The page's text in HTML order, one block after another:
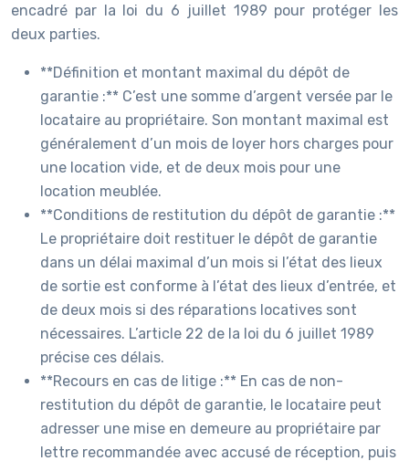
encadré par la loi du 6 juillet 1989 pour protéger les
deux parties.
**Définition et montant maximal du dépôt de
garantie :** C’est une somme d’argent versée par le
locataire au propriétaire. Son montant maximal est
généralement d’un mois de loyer hors charges pour
une location vide, et de deux mois pour une
location meublée.
**Conditions de restitution du dépôt de garantie :**
Le propriétaire doit restituer le dépôt de garantie
dans un délai maximal d’un mois si l’état des lieux
de sortie est conforme à l’état des lieux d’entrée, et
de deux mois si des réparations locatives sont
nécessaires. L’article 22 de la loi du 6 juillet 1989
précise ces délais.
**Recours en cas de litige :** En cas de non-
restitution du dépôt de garantie, le locataire peut
adresser une mise en demeure au propriétaire par
lettre recommandée avec accusé de réception, puis